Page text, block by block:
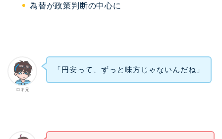
為替が政策判断の中心に
ロキ兄
「円安って、ずっと味方じゃないんだね」